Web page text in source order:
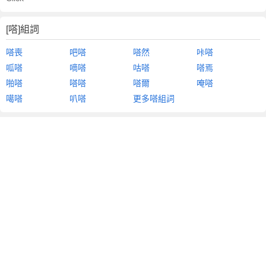
[嗒]組詞
嗒喪 吧嗒 嗒然
咔嗒
呱嗒
嘀嗒 咕嗒
嗒焉
啪嗒
嗒嗒 嗒爾
唵嗒
噶嗒
叭嗒 更多嗒組詞